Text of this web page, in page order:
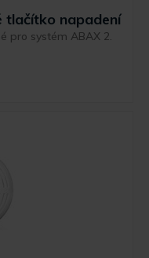
tlačítko napadení
pro systém ABAX 2.